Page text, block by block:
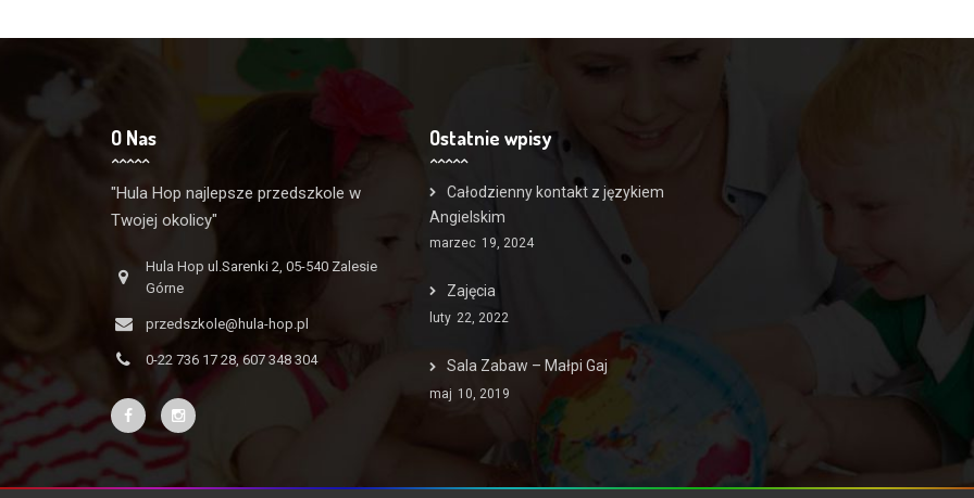
O Nas
"Hula Hop najlepsze przedszkole w
Twojej okolicy"
Hula Hop ul.Sarenki 2, 05-540 Zalesie
Górne
przedszkole@hula-hop.pl
0-22 736 17 28, 607 348 304
Ostatnie wpisy
Całodzienny kontakt z językiem
Angielskim
marzec 19, 2024
Zajęcia
luty 22, 2022
Sala Zabaw – Małpi Gaj
maj 10, 2019